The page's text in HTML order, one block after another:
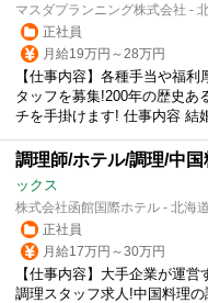
マスダプランニング株式会社 -
正社員
月給19万円～28万円
【仕事内容】各種手当や福
タッフを募集!200年の歴史あ
チを手掛けます! 仕事内容 結
調理師/ホテル/調理/中
ックス
株式会社函館国際ホテル - 北海
正社員
月給17万円～30万円
【仕事内容】大手企業が運
調理スタッフ求人!中国料理